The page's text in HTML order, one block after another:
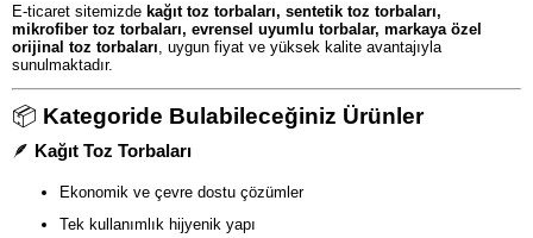
E-ticaret sitemizde kağıt toz torbaları, sentetik toz torbaları,
mikrofiber toz torbaları, evrensel uyumlu torbalar, markaya özel
orijinal toz torbaları , uygun fiyat ve yüksek kalite avantajıyla
sunulmaktadır.
📦 Kategoride Bulabileceğiniz Ürünler
🪶 Kağıt Toz Torbaları
Ekonomik ve çevre dostu çözümler
Tek kullanımlık hijyenik yapı